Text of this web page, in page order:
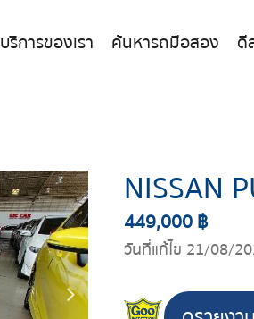
บริการของเรา ค้นหารถมือสอง ดี
NISSAN
449,000 ฿
วันที่แก้ไข 21/08/